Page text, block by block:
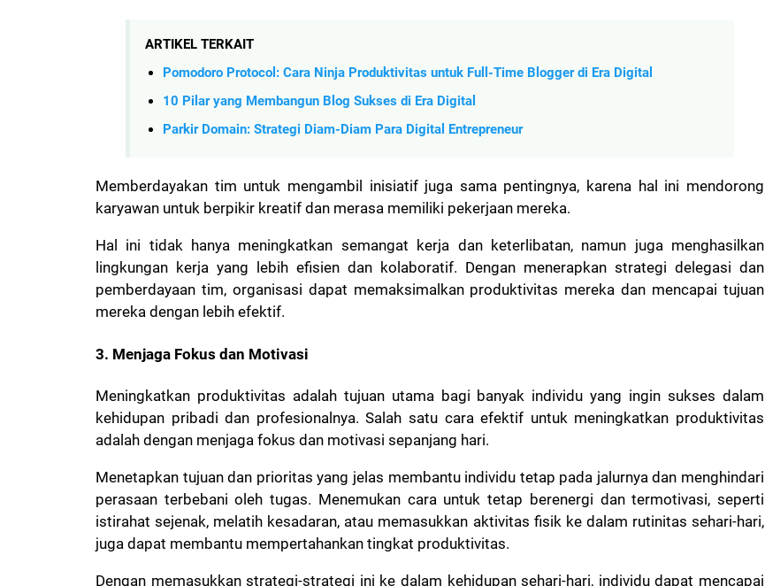
ARTIKEL TERKAIT
Pomodoro Protocol: Cara Ninja Produktivitas untuk Full-Time Blogger di Era Digital
10 Pilar yang Membangun Blog Sukses di Era Digital
Parkir Domain: Strategi Diam-Diam Para Digital Entrepreneur
Memberdayakan tim untuk mengambil inisiatif juga sama pentingnya, karena hal ini mendorong
karyawan untuk berpikir kreatif dan merasa memiliki pekerjaan mereka.
Hal ini tidak hanya meningkatkan semangat kerja dan keterlibatan, namun juga menghasilkan
lingkungan kerja yang lebih efisien dan kolaboratif. Dengan menerapkan strategi delegasi dan
pemberdayaan tim, organisasi dapat memaksimalkan produktivitas mereka dan mencapai tujuan
mereka dengan lebih efektif.
3. Menjaga Fokus dan Motivasi
Meningkatkan produktivitas adalah tujuan utama bagi banyak individu yang ingin sukses dalam
kehidupan pribadi dan profesionalnya. Salah satu cara efektif untuk meningkatkan produktivitas
adalah dengan menjaga fokus dan motivasi sepanjang hari.
Menetapkan tujuan dan prioritas yang jelas membantu individu tetap pada jalurnya dan menghindari
perasaan terbebani oleh tugas. Menemukan cara untuk tetap berenergi dan termotivasi, seperti
istirahat sejenak, melatih kesadaran, atau memasukkan aktivitas fisik ke dalam rutinitas sehari-hari,
juga dapat membantu mempertahankan tingkat produktivitas.
Dengan memasukkan strategi-strategi ini ke dalam kehidupan sehari-hari, individu dapat mencapai